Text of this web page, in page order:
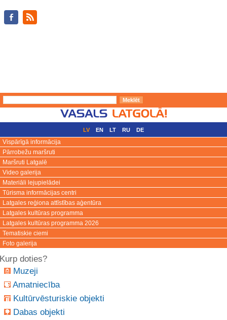
LV EN LT RU DE
Vispārīgā informācija
Pārrobežu maršruti
Maršruti Latgalē
Video galerija
Materiāli lejupielādei
Tūrisma informācijas centri
Latgales reģiona attīstības aģentūra
Latgales kultūras programma
Latgales kultūras programma 2026
Tematiskie ciemi
Foto galerija
Kurp doties?
Muzeji
Amatniecība
Kultūrvēsturiskie objekti
Dabas objekti